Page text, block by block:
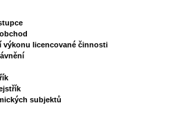
výkonu licencované činnosti
subjektů